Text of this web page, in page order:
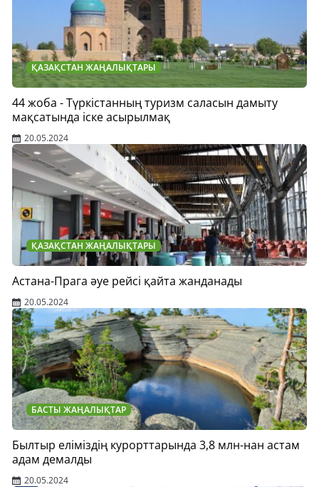
ҚАЗАҚСТАН ЖАҢАЛЫҚТАРЫ
44 жоба - Түркістанның туризм саласын дамыту
мақсатында іске асырылмақ
20.05.2024
ҚАЗАҚСТАН ЖАҢАЛЫҚТАРЫ
Астана-Прага әуе рейсі қайта жанданады
20.05.2024
БАСТЫ ЖАҢАЛЫҚТАР
Былтыр еліміздің курорттарында 3,8 млн-нан астам
адам демалды
20.05.2024